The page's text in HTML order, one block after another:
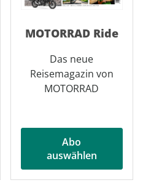
MOTORRAD Ride
Das neue
Reisemagazin von
MOTORRAD
Abo
auswählen